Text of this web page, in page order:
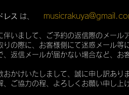
レス は、
伴いまして、ご予約の返信際のメール
りの際に、お客様側にて迷惑メール等
、返信メールが届かない場合など、お
おかけいたしまして、誠に申し訳あり
、ご協力の程、よろしくお願い申し上